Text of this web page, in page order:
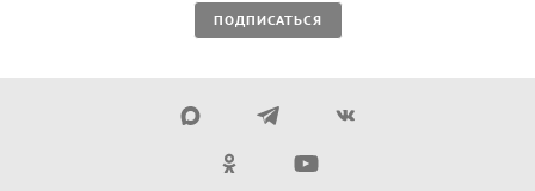
ПОДПИСАТЬСЯ